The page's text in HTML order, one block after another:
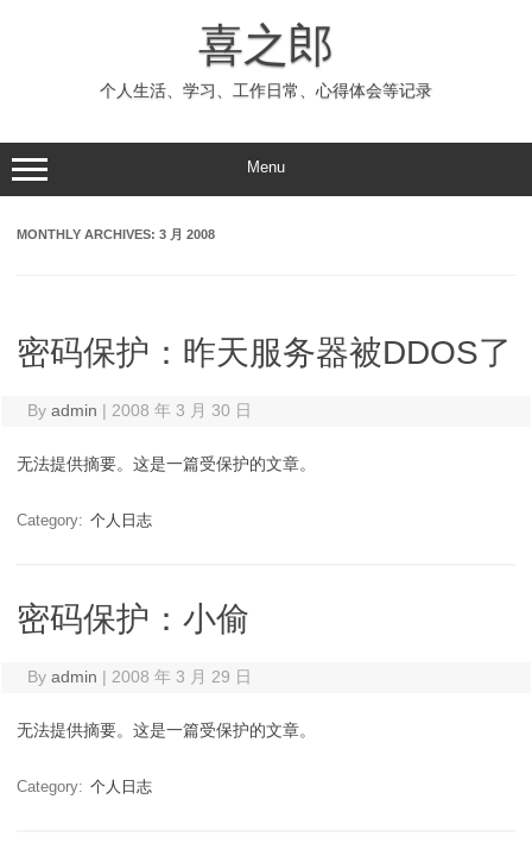
喜之郎
个人生活、学习、工作日常、心得体会等记录
Menu
MONTHLY ARCHIVES: 3 月 2008
密码保护：昨天服务器被DDOS了
By admin | 2008 年 3 月 30 日
无法提供摘要。这是一篇受保护的文章。
Category: 个人日志
密码保护：小偷
By admin | 2008 年 3 月 29 日
无法提供摘要。这是一篇受保护的文章。
Category: 个人日志